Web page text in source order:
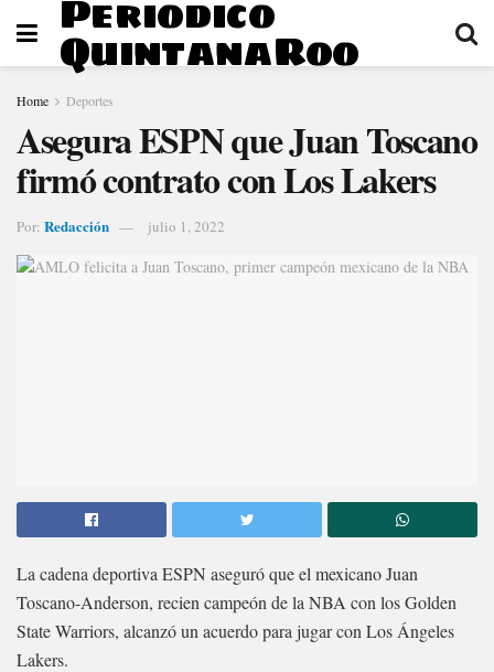
Periodico
QuintanaRoo
Home Deportes
Asegura ESPN que Juan Toscano
firmó contrato con Los Lakers
Por: Redacción julio 1, 2022
La cadena deportiva ESPN aseguró que el mexicano Juan
Toscano-Anderson, recien campeón de la NBA con los Golden
State Warriors, alcanzó un acuerdo para jugar con Los Ángeles
Lakers.